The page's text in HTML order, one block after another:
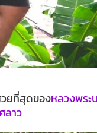
ยที่สุดของหลวงพระ
ลาว